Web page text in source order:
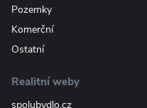
Pozemky
Komerční
Ostatní
Realitní weby
spolubydlo.cz